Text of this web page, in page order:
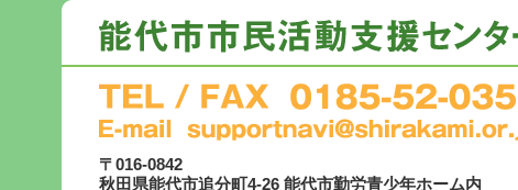
〒016-0842
秋田県能代市追分町4-26 能代市勤労青少年ホーム内